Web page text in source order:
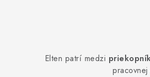
Elten patrí medzi